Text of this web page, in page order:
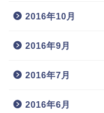
2016年10月
2016年9月
2016年7月
2016年6月